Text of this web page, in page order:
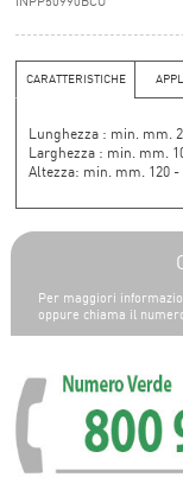
CARATTERISTICHE
Lunghezza : min. mm.
Larghezza : min. mm.
Altezza: min. mm. 120
Per maggiori
oppure chiama il